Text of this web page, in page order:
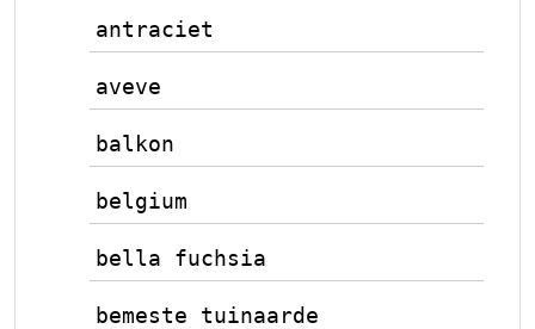
antraciet
aveve
balkon
belgium
bella fuchsia
bemeste tuinaarde